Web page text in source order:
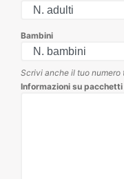
Bambini
Scrivi anche il tuo
Informazioni su